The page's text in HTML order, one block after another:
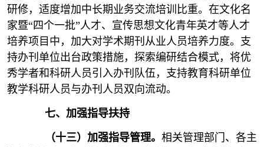
研修，适度增加中长期业务交流培训比重。在文化名
家暨“四个一批”人才、宣传思想文化青年英才等人才
培养项目中，加大对学术期刊从业人员培养力度。支
持办刊单位出台政策措施，探索编研结合模式，将优
秀学者和科研人员引入办刊队伍，支持教育科研单位
教学科研人员与办刊人员双向流动。
七、加强指导扶持
（十三）加强指导管理。 相关管理部门、各主